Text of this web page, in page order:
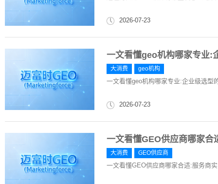
2026-07-23
一文看懂geo机构哪家专业:
大消费 geo机构
一文看懂geo机构哪家专业:企业级选型
2026-07-23
一文看懂GEO供应商哪家合
大消费 GEO供应商
一文看懂GEO供应商哪家合适:服务商